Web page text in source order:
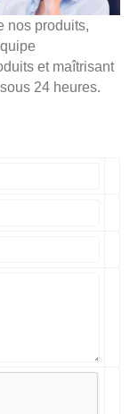
nos produits,
et maîtrisant
24 heures.